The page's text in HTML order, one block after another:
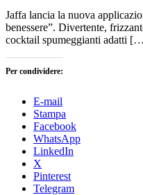
Jaffa lancia la nuova
benessere”. Divertente,
cocktail spumeggianti adatti
Per condividere:
E-mail
Stampa
Facebook
WhatsApp
LinkedIn
X
Pinterest
Telegram